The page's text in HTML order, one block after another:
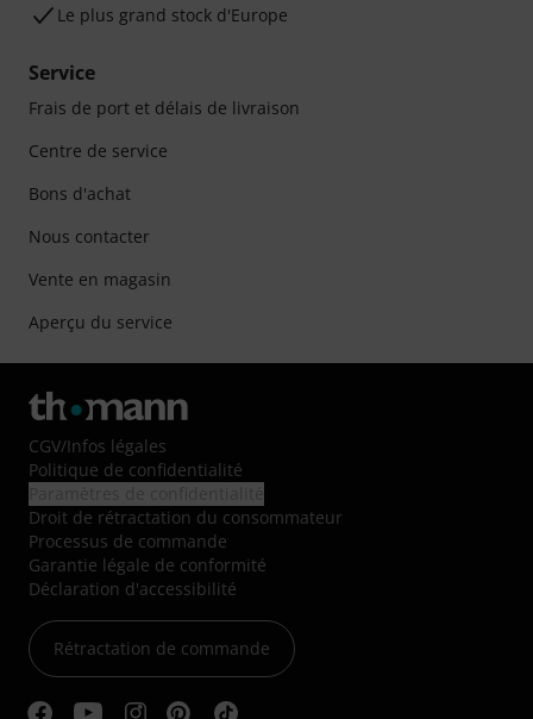
Le plus grand stock d'Europe
Service
Frais de port et délais de livraison
Centre de service
Bons d'achat
Nous contacter
Vente en magasin
Aperçu du service
CGV/Infos légales
Politique de confidentialité
Droit de rétractation du consommateur
Processus de commande
Garantie légale de conformité
Déclaration d'accessibilité
Rétractation de commande